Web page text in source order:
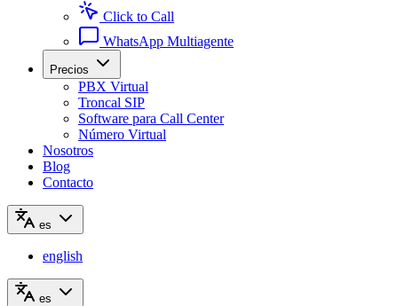
Click to Call
WhatsApp Multiagente
Precios
PBX Virtual
Troncal SIP
Software para Call Center
Número Virtual
Nosotros
Blog
Contacto
es
english
es